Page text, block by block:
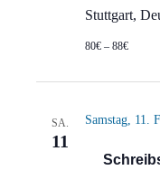
Stuttgart,
80€ – 88€
SA.
11
Samstag, 11.